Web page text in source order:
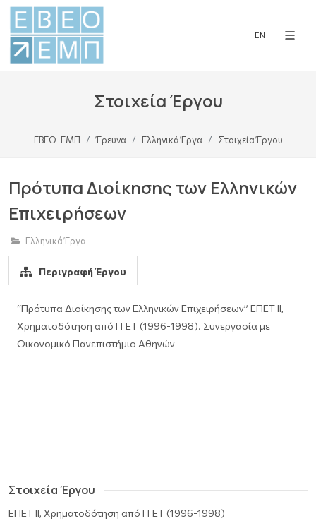
EN
Στοιχεία Έργου
ΕΒΕΟ-ΕΜΠ Έρευνα Ελληνικά Έργα Στοιχεία Έργου
Πρότυπα Διοίκησης των Ελληνικών
Επιχειρήσεων
Ελληνικά Έργα
Περιγραφή Έργου
“Πρότυπα Διοίκησης των Ελληνικών Επιχειρήσεων” ΕΠΕΤ ΙΙ,
Χρηματοδότηση από ΓΓΕΤ (1996-1998). Συνεργασία με
Οικονομικό Πανεπιστήμιο Αθηνών
Στοιχεία Έργου
ΕΠΕΤ ΙΙ, Χρηματοδότηση από ΓΓΕΤ (1996-1998)